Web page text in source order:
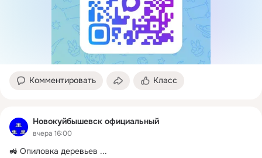
Комментировать Класс
Новокуйбышевск официальный
вчера 16:00
🚜 Опиловка деревьев ...